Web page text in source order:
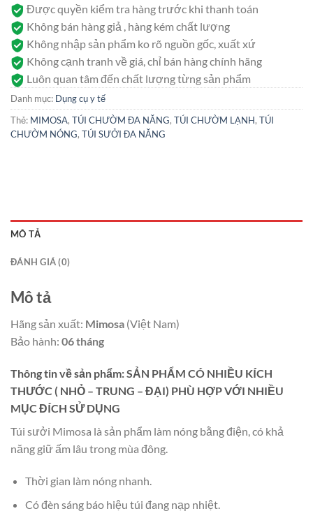
Được quyền kiểm tra hàng trước khi thanh toán
Không bán hàng giả , hàng kém chất lượng
Không nhập sản phẩm ko rõ nguồn gốc, xuất xứ
Không cạnh tranh về giá, chỉ bán hàng chính hãng
Luôn quan tâm đến chất lượng từng sản phẩm
Danh mục: Dụng cụ y tế
Thẻ: MIMOSA, TÚI CHƯỜM ĐA NĂNG, TÚI CHƯỜM LẠNH, TÚI
CHƯỜM NÓNG, TÚI SƯỞI ĐA NĂNG
MÔ TẢ
ĐÁNH GIÁ (0)
Mô tả
Hãng sản xuất: Mimosa (Việt Nam)
Bảo hành: 06 tháng
Thông tin về sản phẩm: SẢN PHẨM CÓ NHIỀU KÍCH
THƯỚC ( NHỎ – TRUNG – ĐẠI) PHÙ HỢP VỚI NHIỀU
MỤC ĐÍCH SỬ DỤNG
Túi sưởi Mimosa là sản phẩm làm nóng bằng điện, có khả
năng giữ ấm lâu trong mùa đông.
Thời gian làm nóng nhanh.
Có đèn sáng báo hiệu túi đang nạp nhiệt.